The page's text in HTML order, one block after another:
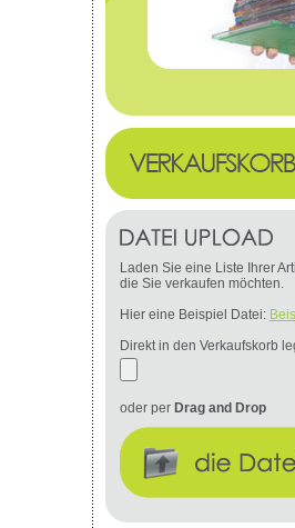
Laden Sie eine Liste Ihrer
die Sie verkaufen möchten.
Hier eine Beispiel Datei:
Direkt in den Verkaufskorb
oder per Drag and Drop